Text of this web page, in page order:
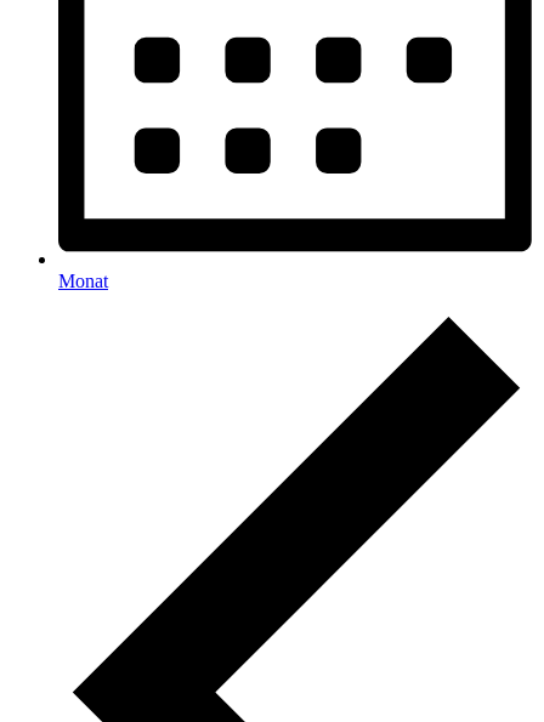
Monat